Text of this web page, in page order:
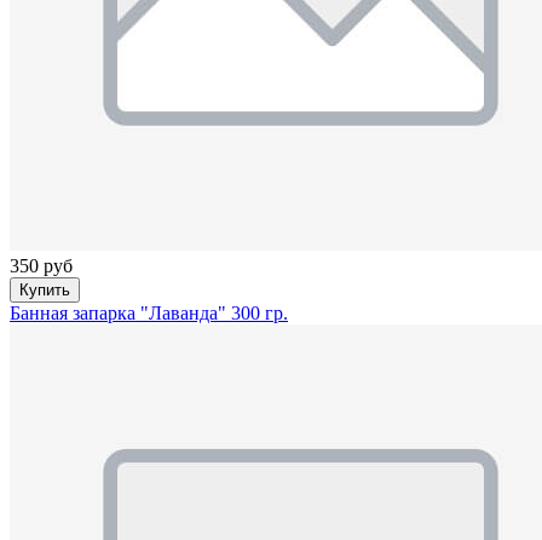
350 руб
Купить
Банная запарка "Лаванда" 300 гр.